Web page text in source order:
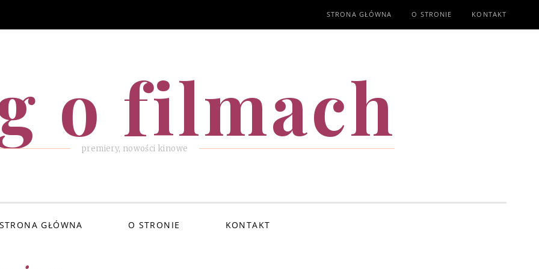
STRONA GŁÓWNA O STRONIE KONTAKT
o filmach
premiery, nowości kinowe
STRONA GŁÓWNA O STRONIE KONTAKT